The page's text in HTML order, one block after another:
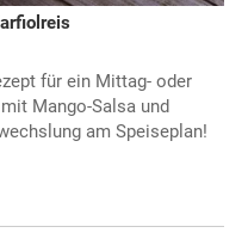
für ein Mittag- oder
Mango-Salsa und
am Speiseplan!